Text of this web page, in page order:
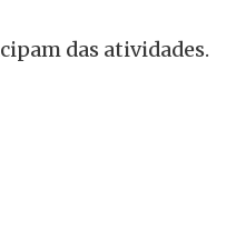
das atividades.